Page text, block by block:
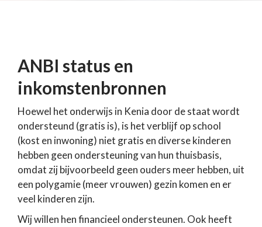
ANBI status en
inkomstenbronnen
Hoewel het onderwijs in Kenia door de staat wordt
ondersteund (gratis is), is het verblijf op school
(kost en inwoning) niet gratis en diverse kinderen
hebben geen ondersteuning van hun thuisbasis,
omdat zij bijvoorbeeld geen ouders meer hebben, uit
een polygamie (meer vrouwen) gezin komen en er
veel kinderen zijn.
Wij willen hen financieel ondersteunen. Ook heeft